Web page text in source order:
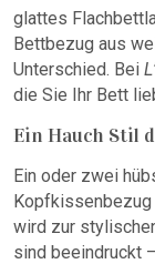
glattes
Bettbezug aus
Unterschied. Bei
die Sie Ihr Bett
Ein Hauch Stil
Ein oder zwei
wird zur
sind beeindruckt